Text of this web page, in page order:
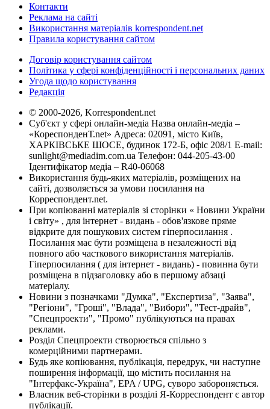
Контакти
Реклама на сайті
Використання матеріалів korrespondent.net
Правила користування сайтом
Договір користування сайтом
Політика у сфері конфіденційності і персональних даних
Угода щодо користування
Редакція
© 2000-2026, Korrespondent.net
Суб'єкт у сфері онлайн-медіа Назва онлайн-медіа –
«КореспонденТ.net» Адреса: 02091, місто Київ,
ХАРКІВСЬКЕ ШОСЕ, будинок 172-Б, офіс 208/1 E-mail:
sunlight@mediadim.com.ua Телефон: 044-205-43-00
Ідентифікатор медіа – R40-06068
Використання будь-яких матеріалів, розміщених на
сайті, дозволяється за умови посилання на
Корреспондент.net.
При копіюванні матеріалів зі сторінки « Новини України
і світу» , для інтернет - видань - обов'язкове пряме
відкрите для пошукових систем гіперпосилання .
Посилання має бути розміщена в незалежності від
повного або часткового використання матеріалів.
Гіперпосилання ( для інтернет - видань) - повинна бути
розміщена в підзаголовку або в першому абзаці
матеріалу.
Новини з позначками "Думка", "Експертиза", "Заява",
"Регіони", "Гроші", "Влада", "Вибори", "Тест-драйв",
"Спецпроекти", "Промо" публікуються на правах
реклами.
Розділ Спецпроекти створюється спільно з
комерційними партнерами.
Будь яке копіювання, публікація, передрук, чи наступне
поширення інформації, що містить посилання на
"Інтерфакс-Україна", EPA / UPG, суворо забороняється.
Власник веб-сторінки в розділі Я-Корреспондент є автор
публікації.